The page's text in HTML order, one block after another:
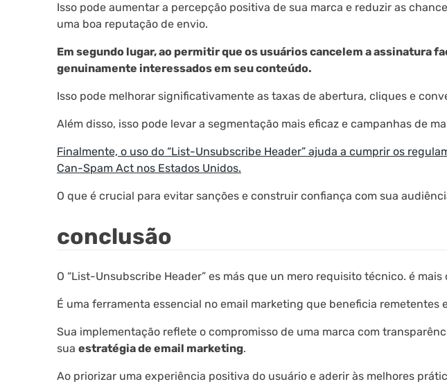
Isso pode aumentar a percepção positiva de sua marca e reduzir as
uma boa reputação de envio.
Em segundo lugar, ao permitir que os usuários cancelem a assinatura
genuinamente interessados em seu conteúdo.
Isso pode melhorar significativamente as taxas de abertura, cliques e
Além disso, isso pode levar a segmentação mais eficaz e campanhas de
Finalmente, o uso do “List-Unsubscribe Header” ajuda a cumprir os
Can-Spam Act nos Estados Unidos.
O que é crucial para evitar sanções e construir confiança com sua
conclusão
O “List-Unsubscribe Header” es más que un mero requisito técnico. é
É uma ferramenta essencial no email marketing que beneficia remetentes
Sua implementação reflete o compromisso de uma marca com
sua estratégia de email marketing.
Ao priorizar uma experiência positiva do usuário e aderir às melhores